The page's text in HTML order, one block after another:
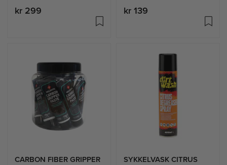
kr 299 kr 139
CARBON FIBER GRIPPER
SYKKELVASK CITRUS